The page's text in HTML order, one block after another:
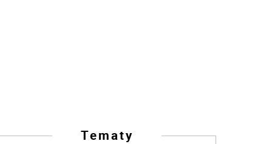
Tematy